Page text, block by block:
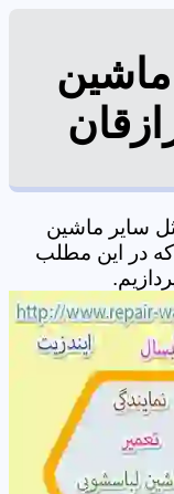
ماشین
سایر ماشین
در این مطلب